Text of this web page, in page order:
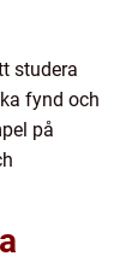
studera
fynd och
på